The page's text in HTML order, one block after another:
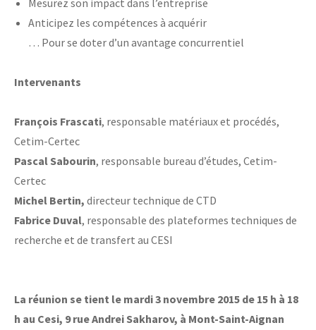
Anticipez les compétences à acquérir
… Pour se doter d’un avantage concurrentiel
Intervenants
François Frascati, responsable matériaux et procédés,
Cetim-Certec
Pascal Sabourin, responsable bureau d’études, Cetim-
Certec
Michel Bertin, directeur technique de CTD
Fabrice Duval, responsable des plateformes techniques de
recherche et de transfert au CESI
La réunion se tient le mardi 3 novembre 2015 de 15 h à 18
h au Cesi, 9 rue Andrei Sakharov, à Mont-Saint-Aignan